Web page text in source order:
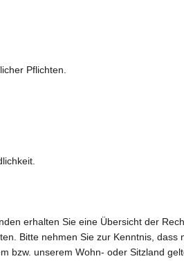
Pflichten.
erhalten Sie eine Übersicht der
Bitte nehmen Sie zur Kenntnis, dass
bzw. unserem Wohn- oder Sitzland